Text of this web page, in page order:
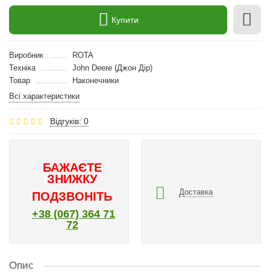
Купити
Виробник
ROTA
Техніка
John Deere (Джон Дір)
Товар
Наконечники
Всі характеристики
Відгуків: 0
БАЖАЄТЕ
ЗНИЖКУ
ПОДЗВОНІТЬ
+38 (067) 364 71
72
Доставка
Опис